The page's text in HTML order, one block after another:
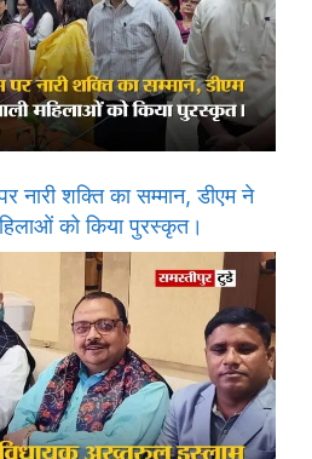
नारी शक्ति का सम्मान, डीएम ने
को किया पुरस्कृत।